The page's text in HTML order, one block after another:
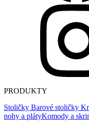
PRODUKTY
Stoličky Barové stoličky
nohy a plátyKomody a